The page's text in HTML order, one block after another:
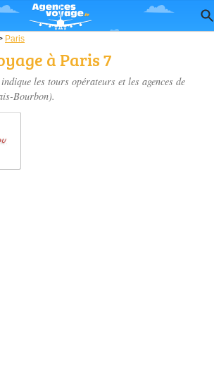
Paris
à Paris 7
les tours opérateurs et les agences de
Bourbon).